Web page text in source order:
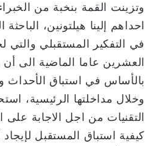
وتزينت القمة بنخبة من
احداهم إلينا هيلتونين،
في التفكير المستقبلي
العشرين عاما الماضية الى
بالأساس في استباق الأحداث
وخلال مداخلتها الرئيسية،
التقنيات من اجل الاجابة
كيفية استباق المستقبل